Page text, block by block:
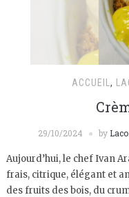
ACCUEIL ,
29/10/2024 by
Aujourd’hui, le chef Ivan
frais, citrique, élégant et
des fruits des bois, du